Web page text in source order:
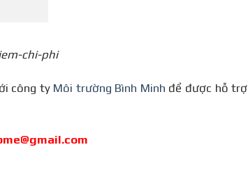
chi-phi
công ty Môi trường Bình Minh để được hỗ trợ